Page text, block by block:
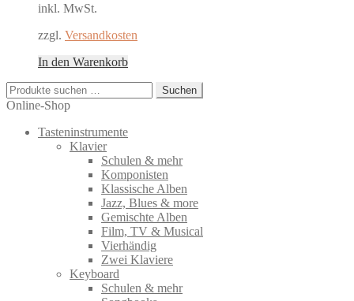
inkl. MwSt.
zzgl. Versandkosten
In den Warenkorb
Suchen
nach:
Suchen
Online-Shop
Tasteninstrumente
Klavier
Schulen & mehr
Komponisten
Klassische Alben
Jazz, Blues & more
Gemischte Alben
Film, TV & Musical
Vierhändig
Zwei Klaviere
Keyboard
Schulen & mehr